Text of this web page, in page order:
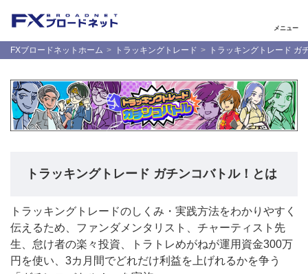
メニュー
FXブロードネットホーム トラッキングトレード トラッキングトレード ガ
トラッキングトレード ガチンコバトル！とは
トラッキングトレードのしくみ・実践方法をわかりやすく
伝えるため、ファンダメンタリスト、チャーティスト先
生、怠け者の楽々投資、トラトレめがねが運用資金300万
円を使い、3カ月間でどれだけ利益を上げれるかを争う